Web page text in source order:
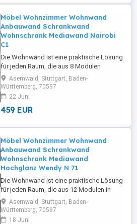
Möbel Wohnzimmer Wohnwand
Anbauwand Schrankwand
Wohnschrank Mediawand Nairobi
C1
Die Wohnwand ist eine praktische Lösung
für jeden Raum, die aus 8 Modulen
Schwarz Hochglanz und Sonoma Eiche
Matt Ausführungen besteht, die Ihnen
ermöglichen, eine Zusammensetzung
anzupassen. Preis beinhaltet keine
Kaufes: - ...
Asemwald, Stuttgart, Baden-
Württemberg, 70597
22 Juni
459 EUR
Möbel Wohnzimmer Wohnwand
Anbauwand Schrankwand
Wohnschrank Mediawand
Hochglanz Wendy N 71
Die Wohnwand ist eine praktische Lösung
für jeden Raum, die aus 12 Modulen in
Weiß, Schwarz Hochglanz und
Ausführungen besteht, die Ihnen
ermöglichen, eine Zusammensetzung
Asemwald, Stuttgart, Baden-
Württemberg, 70597
18 Juni